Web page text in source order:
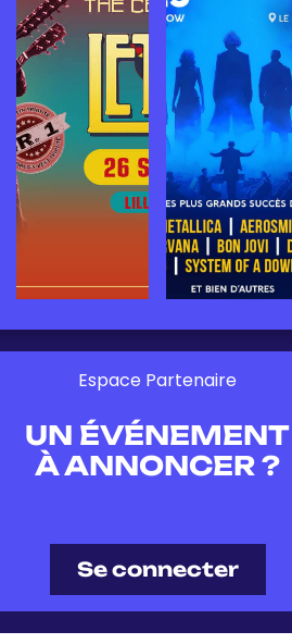
Espace Partenaire
UN ÉVÉNEMENT
À ANNONCER ?
Se connecter